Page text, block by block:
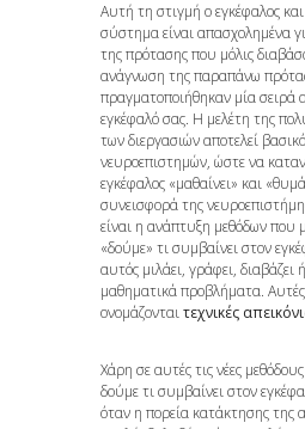
Αυτή τη στιγμή ο εγκέφαλος
σύστημα είναι απασχολημένα
της πρότασης που μόλις
ανάγνωση της παραπάνω
πραγματοποιήθηκαν μία σειρά
εγκέφαλό σας. Η μελέτη της
των διεργασιών αποτελεί
νευροεπιστημών, ώστε να
εγκέφαλος «μαθαίνει» και
συνεισφορά της
είναι η ανάπτυξη μεθόδων που
«δούμε» τι συμβαίνει στον
αυτός μιλάει, γράφει, διαβάζει
μαθηματικά προβλήματα. Αυτές
ονομάζονταιτεχνικές
Χάρη σε αυτές τις νέες
δούμε τι συμβαίνει στον
όταν η πορεία κατάκτησης της